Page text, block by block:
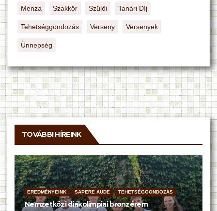
Menza Szakkör Szülői Tanári Díj
Tehetséggondozás Verseny Versenyek
Ünnepség
TOVÁBBI HÍREINK
EREDMÉNYEINK SAPERE AUDE TEHETSÉGGONDOZÁS
Nemzetközi diákolimpiai bronzérem